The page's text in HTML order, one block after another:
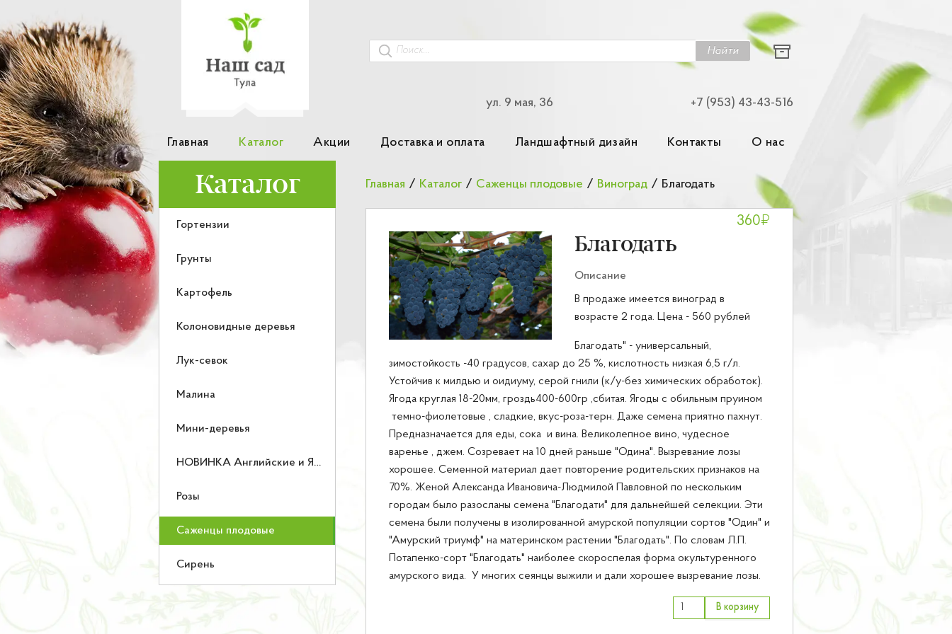
Найти
ул. 9 мая, 36 +7 (953) 43-43-516
Главная Каталог Акции Доставка и оплата Ландшафтный дизайн Контакты О нас
Каталог
Гортензии
Грунты
Картофель
Колоновидные деревья
Лук-севок
Малина
Мини-деревья
НОВИНКА Английские и Японские розы
Розы
Саженцы плодовые
Сирень
Главная / Каталог / Саженцы плодовые / Виноград / Благодать
Благодать
360₽
Описание
В продаже имеется виноград в
возрасте 2 года. Цена - 560 рублей
Благодать" - универсальный,
зимостойкость -40 градусов, сахар до 25 %, кислотность низкая 6,5 г/л.
Устойчив к милдью и оидиуму, серой гнили (к/у-без химических обработок).
Ягода круглая 18-20мм, гроздь400-600гр ,сбитая. Ягоды с обильным пруином
темно-фиолетовые , сладкие, вкус-роза-терн. Даже семена приятно пахнут.
Предназначается для еды, сока и вина. Великолепное вино, чудесное
варенье , джем. Созревает на 10 дней раньше "Одина". Вызревание лозы
хорошее. Семенной материал дает повторение родительских признаков на
70%. Женой Александа Ивановича-Людмилой Павловной по нескольким
городам было разосланы семена "Благодати" для дальнейшей селекции. Эти
семена были получены в изолированной амурской популяции сортов "Один" и
"Амурский триумф" на материнском растении "Благодать". По словам Л.П.
Потапенко-сорт "Благодать" наиболее скороспелая форма окультуренного
амурского вида. У многих сеянцы выжили и дали хорошее вызревание лозы.
В корзину